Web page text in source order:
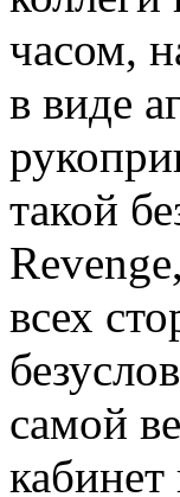
часом,
в виде
такой
всех
самой